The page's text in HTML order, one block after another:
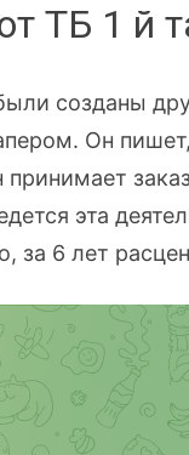
ТБ 1 й
созданы
Он
эта
за 6 лет